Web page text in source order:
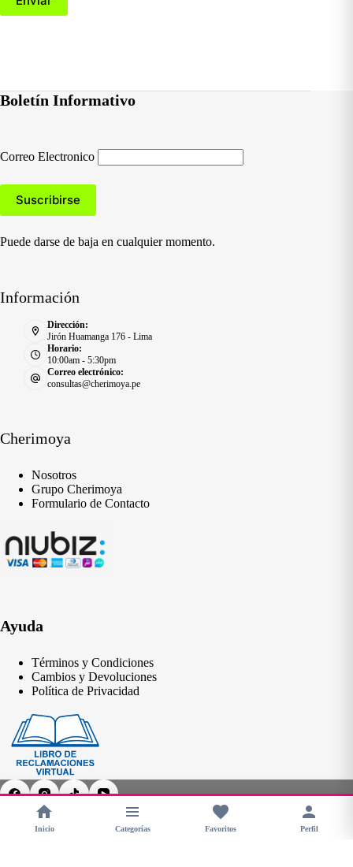
Boletín Informativo
Correo Electronico
Puede darse de baja en cualquier momento.
Información
Dirección:
Jirón Huamanga 176 - Lima
Horario:
10:00am - 5:30pm
Correo electrónico:
consultas@cherimoya.pe
Cherimoya
Nosotros
Grupo Cherimoya
Formulario de Contacto
Ayuda
Términos y Condiciones
Cambios y Devoluciones
Política de Privacidad
Copyright © 2026 - CHERIMOYA Perú
Inicio Categorías Favoritos Perfil